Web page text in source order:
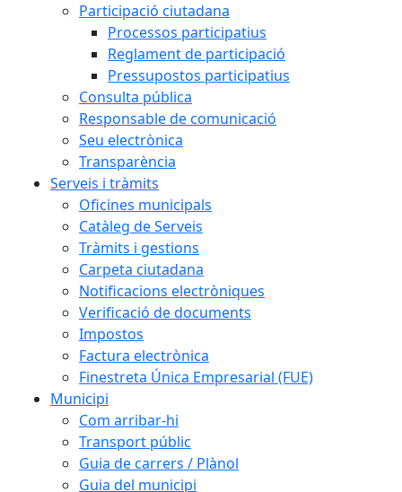
Participació ciutadana
Processos participatius
Reglament de participació
Pressupostos participatius
Consulta pública
Responsable de comunicació
Seu electrònica
Transparència
Serveis i tràmits
Oficines municipals
Catàleg de Serveis
Tràmits i gestions
Carpeta ciutadana
Notificacions electròniques
Verificació de documents
Impostos
Factura electrònica
Finestreta Única Empresarial (FUE)
Municipi
Com arribar-hi
Transport públic
Guia de carrers / Plànol
Guia del municipi